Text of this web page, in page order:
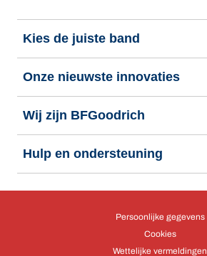
Kies de juiste band
Onze nieuwste innovaties
Wij zijn BFGoodrich
Hulp en ondersteuning
Persoonlijke gegevens
Cookies
Wettelijke vermeldingen